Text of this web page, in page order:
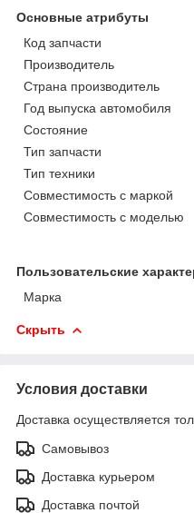
Основные атрибуты
Код запчасти
Производитель
Страна производитель
Год выпуска автомобиля
Состояние
Тип запчасти
Тип техники
Совместимость с маркой
Совместимость с моделью
Пользовательские
Марка
Скрыть
Условия доставки
Доставка осуществляется
Самовывоз
Доставка курьером
Доставка почтой